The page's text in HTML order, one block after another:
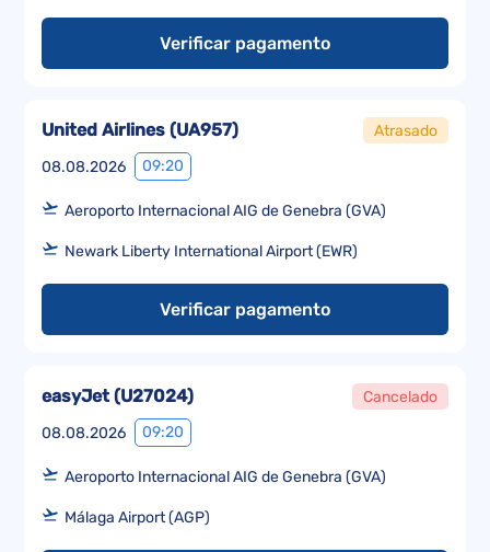
Verificar pagamento
08.08.2026 09:20
United Airlines (UA957) Atrasado
Aeroporto Internacional AIG de Genebra (GVA)
Newark Liberty International Airport (EWR)
Verificar pagamento
08.08.2026 09:20
easyJet(U27024) Cancelado
Aeroporto Internacional AIG de Genebra (GVA)
Málaga Airport (AGP)